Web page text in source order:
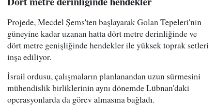
Projede, Mecdel Şems'ten başlayarak Golan Tepeleri'nin
güneyine kadar uzanan hatta dört metre derinliğinde ve
dört metre genişliğinde hendekler ile yüksek toprak setleri
inşa ediliyor.
İsrail ordusu, çalışmaların planlanandan uzun sürmesini
mühendislik birliklerinin aynı dönemde Lübnan'daki
operasyonlarda da görev almasına bağladı.